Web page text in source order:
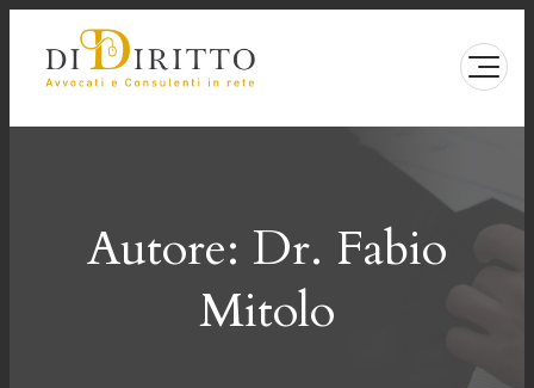
contenuto
Autore: Dr. Fabio
Mitolo